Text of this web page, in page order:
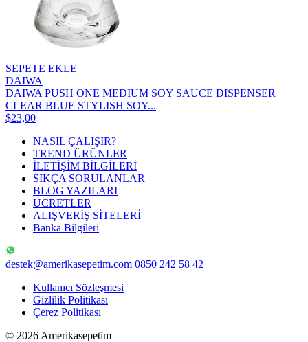
SEPETE EKLE
DAIWA
DAIWA PUSH ONE MEDIUM SOY SAUCE DISPENSER
CLEAR BLUE STYLISH SOY...
$23,00
NASIL ÇALIŞIR?
TREND ÜRÜNLER
İLETİŞİM BİLGİLERİ
SIKÇA SORULANLAR
BLOG YAZILARI
ÜCRETLER
ALIŞVERİŞ SİTELERİ
Banka Bilgileri
destek@amerikasepetim.com 0850 242 58 42
Kullanıcı Sözleşmesi
Gizlilik Politikası
Çerez Politikası
© 2026 Amerikasepetim